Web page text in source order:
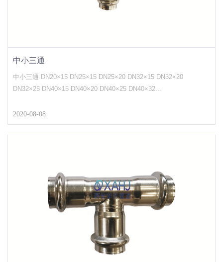
中小三通
中小三通 DN20×15 DN25×15 DN25×20 DN32×15 DN32×20
DN32×25 DN40×15 DN40×20 DN40×25 DN40×32...
2020-08-08